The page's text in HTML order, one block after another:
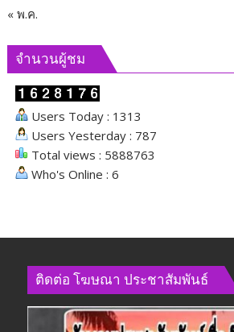
« พ.ค.
จำนวนผู้ชม
Users Today : 1313
Users Yesterday : 787
Total views : 5888763
Who's Online : 6
ติดต่อ​ โฆษณา​ ประชาสัมพันธ์